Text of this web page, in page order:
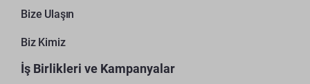
Bize Ulaşın
Biz Kimiz
İş Birlikleri ve Kampanyalar